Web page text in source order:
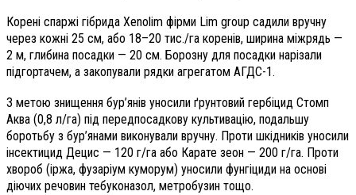
Корені спаржі гібрида Xenolim фірми Lim group садили вручну
через кожні 25 см, або 18–20 тис./га коренів, ширина міжрядь —
2 м, глибина посадки — 20 см. Борозну для посадки нарізали
підгортачем, а закопували рядки агрегатом АГДС-1.
З метою знищення бур’янів уносили ґрунтовий гербіцид Стомп
Аква (0,8 л/га) під передпосадкову культивацію, подальшу
боротьбу з бур’янами виконували вручну. Проти шкідників уносили
інсектицид Децис — 120 г/га або Карате зеон — 200 г/га. Проти
хвороб (іржа, фузаріум куморум) уносили фунгіциди на основі
діючих речовин тебуконазол, метробузин тощо.